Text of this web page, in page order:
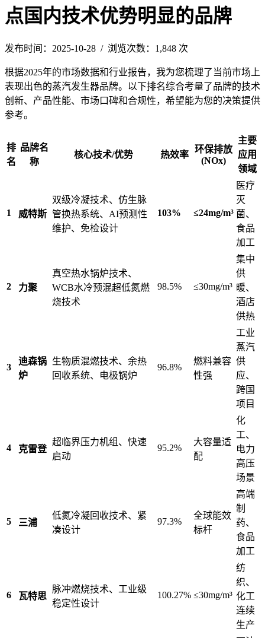
点国内技术优势明显的品牌
发布时间：2025-10-28 / 浏览次数：1,848 次
根据2025年的市场数据和行业报告，我为您梳理了当前市场上
表现出色的蒸汽发生器品牌。以下排名综合考量了品牌的技术
创新、产品性能、市场口碑和合规性，希望能为您的决策提供
参考。
排
名
品牌名
称
核心技术/优势 热效率
环保排放
(NOx)
主要
应用
领域
1 威特斯
双级冷凝技术、仿生脉
管换热系统、AI预测性
维护、免检设计
103% ≤24mg/m³
医疗
灭
菌、
食品
加工
2 力聚
真空热水锅炉技术、
WCB水冷预混超低氮燃
烧技术
98.5% ≤30mg/m³
集中
供
暖、
酒店
供热
3
迪森锅
炉
生物质混燃技术、余热
回收系统、电极锅炉
96.8%
燃料兼容
性强
工业
蒸汽
供
应、
跨国
项目
4 克雷登
超临界压力机组、快速
启动
95.2%
大容量适
配
化
工、
电力
高压
场景
5 三浦
低氮冷凝回收技术、紧
凑设计
97.3%
全球能效
标杆
高端
制
药、
食品
加工
6 瓦特思
脉冲燃烧技术、工业级
稳定性设计
100.27% ≤30mg/m³
纺
织、
化工
连续
生产